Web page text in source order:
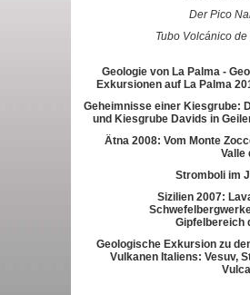
Der Pico
Tubo Volcánico de
Geologie von La Palma -
Exkursionen auf La Palma
Geheimnisse einer Kiesgrube:
und Kiesgrube Davids in
Ätna 2008: Vom Monte
Valle
Stromboli im
Sizilien 2007:
Gipfelbereich
Geologische Exkursion zu
Vulkanen Italiens: Vesuv,